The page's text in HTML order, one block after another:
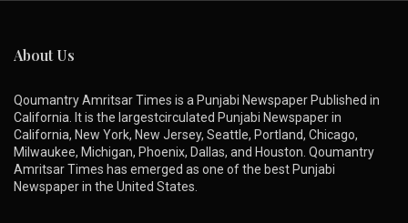
About Us
Qoumantry Amritsar Times is a Punjabi Newspaper Published in
California. It is the largestcirculated Punjabi Newspaper in
California, New York, New Jersey, Seattle, Portland, Chicago,
Milwaukee, Michigan, Phoenix, Dallas, and Houston. Qoumantry
Amritsar Times has emerged as one of the best Punjabi
Newspaper in the United States.